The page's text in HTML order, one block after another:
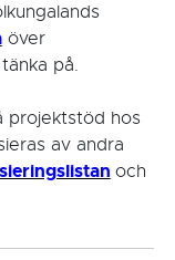
över
på.
projektstöd hos
av andra
och